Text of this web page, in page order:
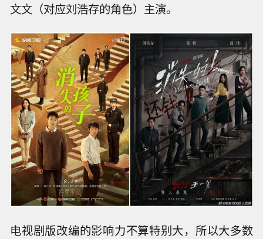
文文（对应刘浩存的角色）主演。
电视剧版改编的影响力不算特别大，所以大多数